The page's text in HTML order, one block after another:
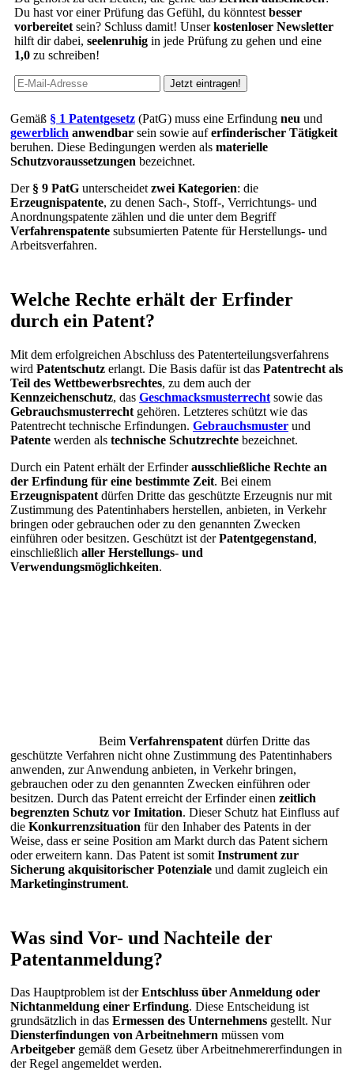
Du hast vor einer Prüfung das Gefühl, du könntest besser
vorbereitet sein? Schluss damit! Unserkostenloser Newsletter
hilft dir dabei, seelenruhig in jede Prüfung zu gehen und eine
1,0 zu schreiben!
Gemäß § 1 Patentgesetz (PatG) muss eine Erfindung neu und
gewerblich anwendbar sein sowie auferfinderischer Tätigkeit
beruhen. Diese Bedingungen werden als materielle
Schutzvoraussetzungen bezeichnet.
Der § 9 PatG unterscheidet zwei Kategorien: die
Erzeugnispatente, zu denen Sach-, Stoff-, Verrichtungs- und
Anordnungspatente zählen und die unter dem Begriff
Verfahrenspatente subsumierten Patente für Herstellungs- und
Arbeitsverfahren.
Welche Rechte erhält der Erfinder
durch ein Patent?
Mit dem erfolgreichen Abschluss des Patenterteilungsverfahrens
wird Patentschutz erlangt. Die Basis dafür ist das Patentrecht als
Teil des Wettbewerbsrechtes, zu dem auch der
Kennzeichenschutz, das Geschmacksmusterrecht sowie das
Gebrauchsmusterrecht gehören. Letzteres schützt wie das
Patentrecht technische Erfindungen. Gebrauchsmuster und
Patente werden als technische Schutzrechte bezeichnet.
Durch ein Patent erhält der Erfinderausschließliche Rechte an
der Erfindung für eine bestimmte Zeit. Bei einem
Erzeugnispatent dürfen Dritte das geschützte Erzeugnis nur mit
Zustimmung des Patentinhabers herstellen, anbieten, in Verkehr
bringen oder gebrauchen oder zu den genannten Zwecken
einführen oder besitzen. Geschützt ist derPatentgegenstand,
einschließlich aller Herstellungs- und
Verwendungsmöglichkeiten.
Beim Verfahrenspatent dürfen Dritte das
geschützte Verfahren nicht ohne Zustimmung des Patentinhabers
anwenden, zur Anwendung anbieten, in Verkehr bringen,
gebrauchen oder zu den genannten Zwecken einführen oder
besitzen. Durch das Patent erreicht der Erfinder einen zeitlich
begrenzten Schutz vor Imitation. Dieser Schutz hat Einfluss auf
die Konkurrenzsituation für den Inhaber des Patents in der
Weise, dass er seine Position am Markt durch das Patent sichern
oder erweitern kann. Das Patent ist somit Instrument zur
Sicherung akquisitorischer Potenziale und damit zugleich ein
Marketinginstrument.
Was sind Vor- und Nachteile der
Patentanmeldung?
Das Hauptproblem ist derEntschluss über Anmeldung oder
Nichtanmeldung einer Erfindung. Diese Entscheidung ist
grundsätzlich in das Ermessen des Unternehmens gestellt. Nur
Diensterfindungen von Arbeitnehmern müssen vom
Arbeitgeber gemäß dem Gesetz über Arbeitnehmererfindungen in
der Regel angemeldet werden.